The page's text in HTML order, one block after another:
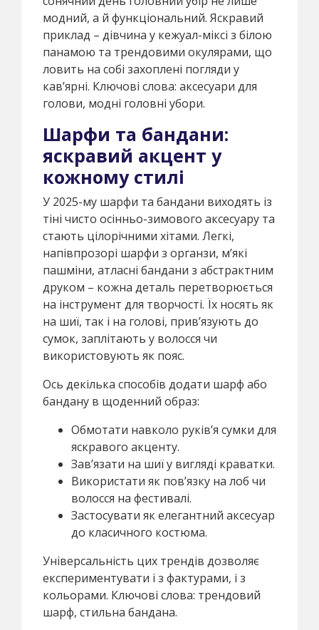
модний, а й функціональний. Яскравий
приклад – дівчина у кежуал-міксі з білою
панамою та трендовими окулярами, що
ловить на собі захоплені погляди у
кав’ярні. Ключові слова: аксесуари для
голови, модні головні убори.
Шарфи та бандани:
яскравий акцент у
кожному стилі
У 2025-му шарфи та бандани виходять із
тіні чисто осінньо-зимового аксесуару та
стають цілорічними хітами. Легкі,
напівпрозорі шарфи з органзи, м’які
пашміни, атласні бандани з абстрактним
друком – кожна деталь перетворюється
на інструмент для творчості. Їх носять як
на шиї, так і на голові, прив’язують до
сумок, заплітають у волосся чи
використовують як пояс.
Ось декілька способів додати шарф або
бандану в щоденний образ:
Обмотати навколо руків’я сумки для
яскравого акценту.
Зав’язати на шиї у вигляді краватки.
Використати як пов’язку на лоб чи
волосся на фестивалі.
Застосувати як елегантний аксесуар
до класичного костюма.
Універсальність цих трендів дозволяє
експериментувати і з фактурами, і з
кольорами. Ключові слова: трендовий
шарф, стильна бандана.